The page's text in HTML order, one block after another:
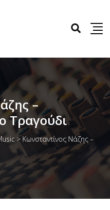
–
Τραγούδι
> Κωνσταντίνος Νάζης –